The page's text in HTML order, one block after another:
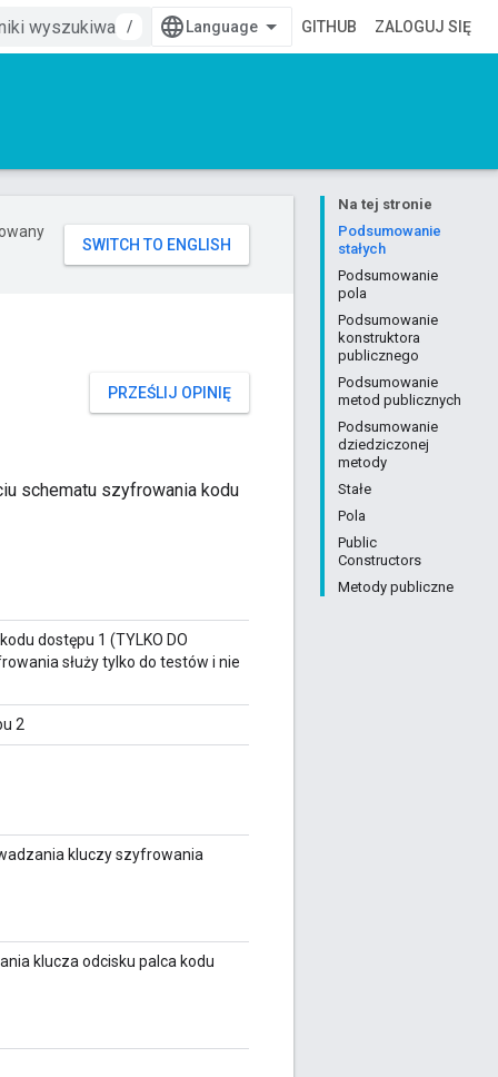
/
GITHUB ZALOGUJ SIĘ
Na tej stronie
Podsumowanie
stałych
Podsumowanie
pola
Podsumowanie
konstruktora
publicznego
Podsumowanie
metod publicznych
Podsumowanie
dziedziczonej
metody
Stałe
Pola
Public
Constructors
Metody publiczne
PRZEŚLIJ OPINIĘ
schematu szyfrowania kodu
dostępu 1 (TYLKO DO
służy tylko do testów i nie
2
kluczy szyfrowania
klucza odcisku palca kodu